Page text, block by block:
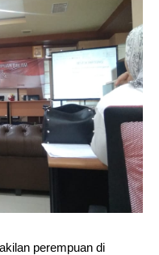
perempuan di